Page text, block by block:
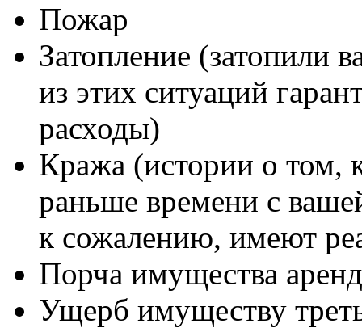
Пожар
Затопление (затопили
из этих ситуаций
расходы)
Кража (истории о том,
раньше времени с
к сожалению, имеют
Порча имущества
Ущерб имуществу